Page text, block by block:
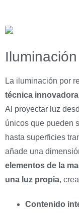
La iluminación por
técnica innovadora
Al proyectar luz
únicos que pueden
hasta superficies
añade una
elementos de la
una luz propia,
Contenido